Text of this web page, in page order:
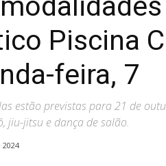
Piscina
feira, 7
estão previstas para 21 de
jiu-jitsu e dança de salão.